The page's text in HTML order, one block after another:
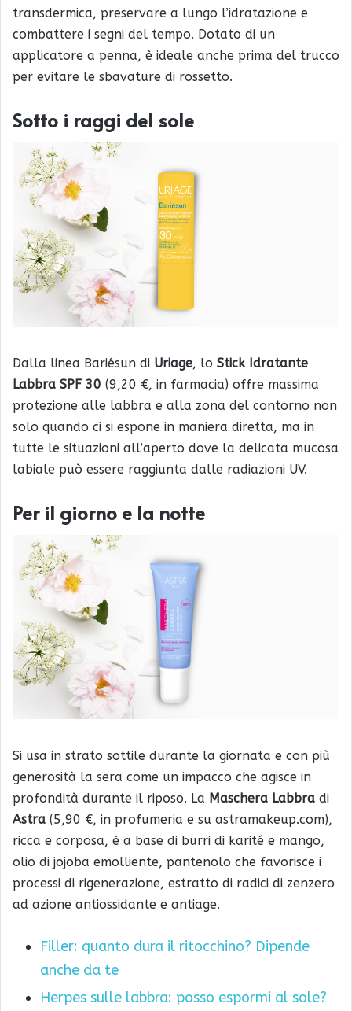
transdermica, preservare a lungo l’idratazione e
combattere i segni del tempo. Dotato di un
applicatore a penna, è ideale anche prima del trucco
per evitare le sbavature di rossetto.
Sotto i raggi del sole
Dalla linea Bariésun di Uriage, lo Stick Idratante
Labbra SPF 30 (9,20 €, in farmacia) offre massima
protezione alle labbra e alla zona del contorno non
solo quando ci si espone in maniera diretta, ma in
tutte le situazioni all’aperto dove la delicata mucosa
labiale può essere raggiunta dalle radiazioni UV.
Per il giorno e la notte
Si usa in strato sottile durante la giornata e con più
generosità la sera come un impacco che agisce in
profondità durante il riposo. La Maschera Labbra di
Astra (5,90 €, in profumeria e su astramakeup.com),
ricca e corposa, è a base di burri di karité e mango,
olio di jojoba emolliente, pantenolo che favorisce i
processi di rigenerazione, estratto di radici di zenzero
ad azione antiossidante e antiage.
Filler: quanto dura il ritocchino? Dipende
anche da te
Herpes sulle labbra: posso espormi al sole?